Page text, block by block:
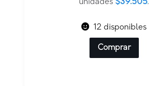
$237.032.unidades $39.505.
12 disponibles
Comprar